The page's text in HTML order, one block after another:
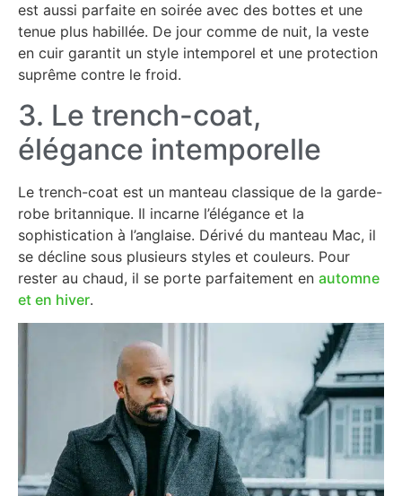
est aussi parfaite en soirée avec des bottes et une
tenue plus habillée. De jour comme de nuit, la veste
en cuir garantit un style intemporel et une protection
suprême contre le froid.
3. Le trench-coat,
élégance intemporelle
Le trench-coat est un manteau classique de la garde-
robe britannique. Il incarne l’élégance et la
sophistication à l’anglaise. Dérivé du manteau Mac, il
se décline sous plusieurs styles et couleurs. Pour
rester au chaud, il se porte parfaitement en automne
et en hiver.